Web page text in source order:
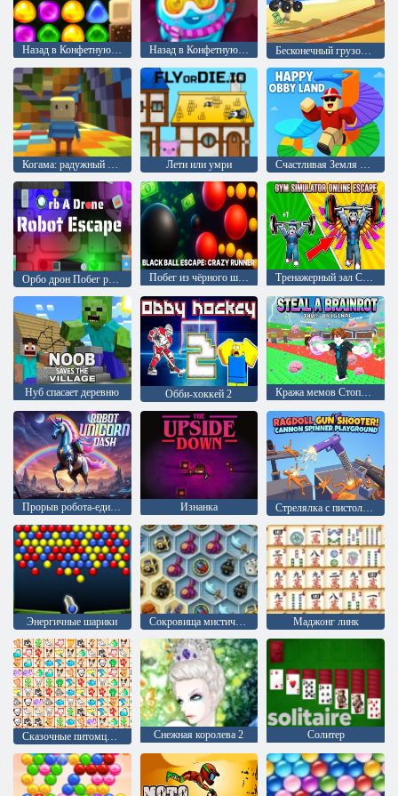
Назад в Конфетную страну 4: Леденцовый сад Назад в Конфетную страну 5: Шоколадная гора Бесконечный грузовик
Когама: радужный паркур Лети или умри Счастливая Земля Обби
Побег из чёрного шара: Безумный бегун Тренажерный зал Симулятор Онлайн Побег
Нуб спасает деревню Обби-хоккей 2 Кража мемов Стопроцентный оригинал
Прорыв робота-единорога Изнанка Стрелялка с пистолетом-манекеном! Игровая площадка с вращающейся пушкой
Энергичные шарики Сокровища мистического моря Маджонг линк
Снежная королева 2 Солитер